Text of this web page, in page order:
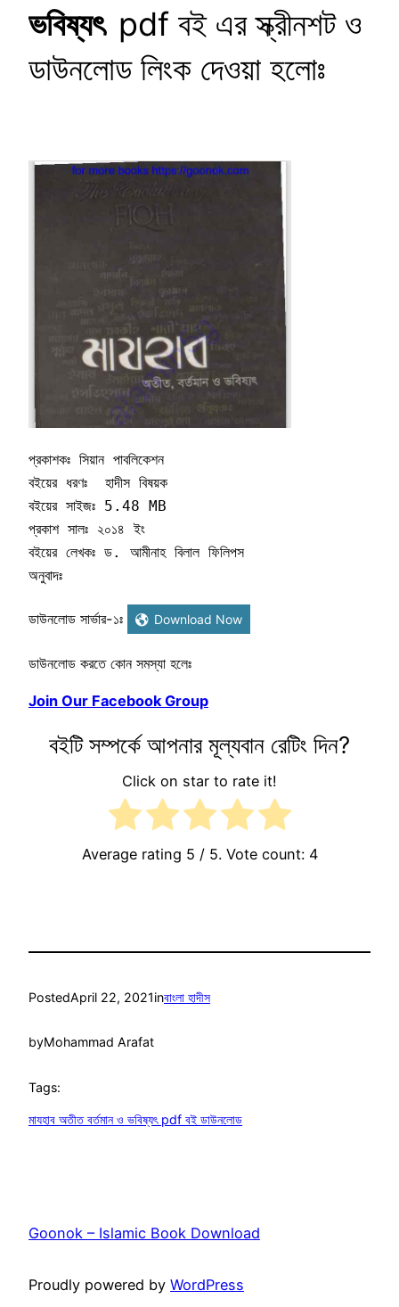
ভবিষ্যৎ pdf বই এর স্ক্রীনশট ও
ডাউনলোড লিংক দেওয়া হলোঃ
প্রকাশকঃ সিয়ান পাবলিকেশন
বইয়ের ধরণঃ  হাদীস বিষয়ক
বইয়ের সাইজঃ 5.48 MB
প্রকাশ সালঃ ২০১৪ ইং
বইয়ের লেখকঃ ড. আমীনাহ বিলাল ফিলিপস
অনুবাদঃ
ডাউনলোড সার্ভার-১ঃ Download Now
ডাউনলোড করতে কোন সমস্যা হলেঃ
Join Our Facebook Group
বইটি সম্পর্কে আপনার মূল্যবান রেটিং দিন?
Click on star to rate it!
Average rating 5 / 5. Vote count: 4
PostedApril 22, 2021inবাংলা হাদীস
byMohammad Arafat
Tags:
মাযহাব অতীত বর্তমান ও ভবিষ্যৎ pdf বই ডাউনলোড
Goonok – Islamic Book Download
Proudly powered by WordPress